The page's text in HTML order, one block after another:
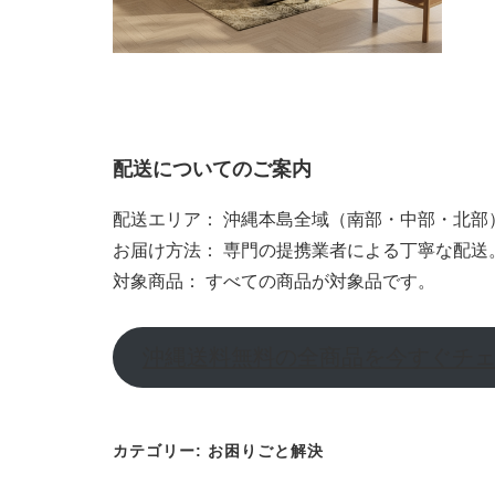
配送についてのご案内
配送エリア：
沖縄本島全域（南部・中部・北部
お届け方法：
専門の提携業者による丁寧な配送
対象商品：
すべての商品が対象品です。
カテゴリー: お困りごと解決